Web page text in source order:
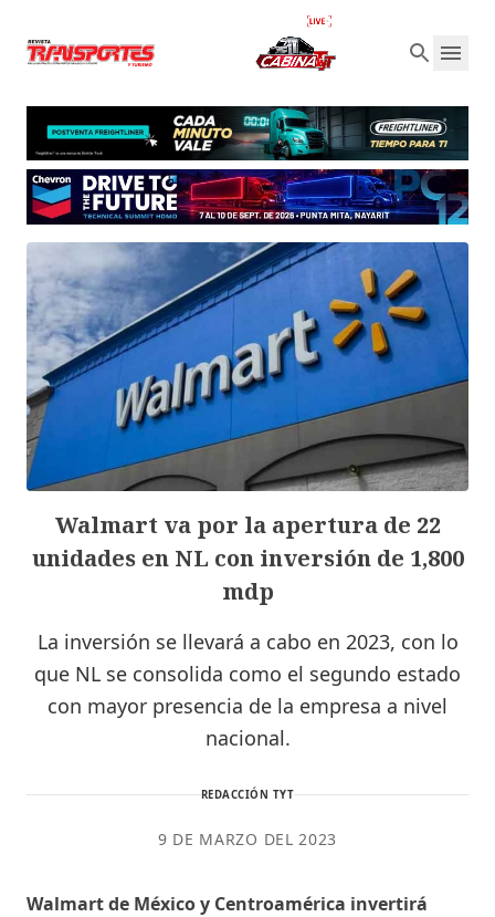
Walmart va por la apertura de 22
unidades en NL con inversión de 1,800
mdp
La inversión se llevará a cabo en 2023, con lo
que NL se consolida como el segundo estado
con mayor presencia de la empresa a nivel
nacional.
REDACCIÓN TYT
9 DE MARZO DEL 2023
Walmart de México y Centroamérica invertirá